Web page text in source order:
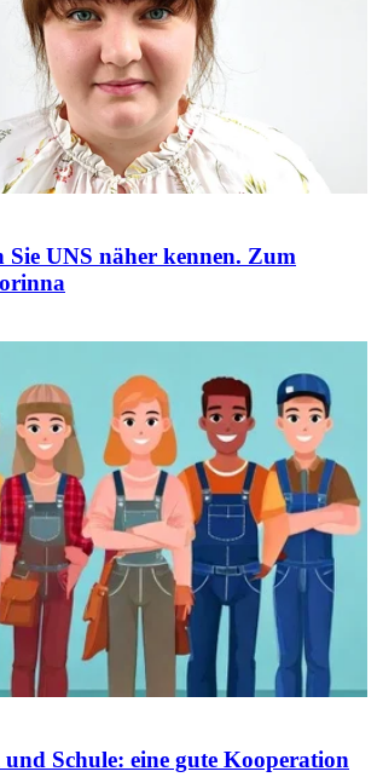
Sie UNS näher kennen. Zum
Schule: eine gute Kooperation